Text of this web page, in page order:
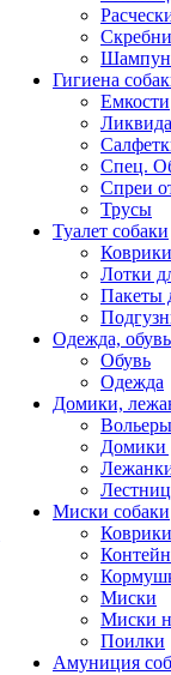
Гигиена
Емкости
Спец.
Спреи
Трусы
Туалет собаки
Коврики
Лотки
Пакеты
Одежда, обувь
Обувь
Одежда
Домики,
Домики
Миски собаки
Миски
Миски
Поилки
Амуниция